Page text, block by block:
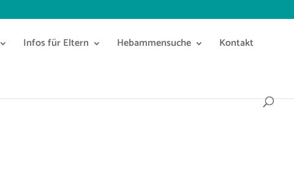
Infos für Eltern Hebammensuche
Kontakt